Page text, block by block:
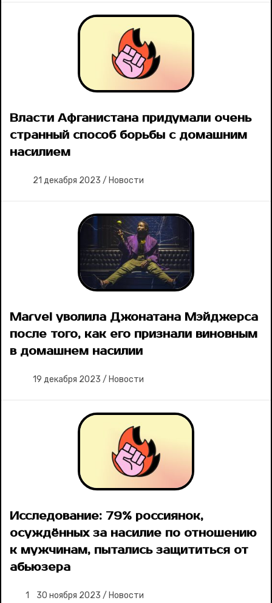
Власти Афганистана придумали очень
странный способ борьбы с домашним
насилием
21 декабря 2023 / Новости
Marvel уволила Джонатана Мэйджерса
после того, как его признали виновным
в домашнем насилии
19 декабря 2023 / Новости
Исследование: 79% россиянок,
осуждённых за насилие по отношению
к мужчинам, пытались защититься от
абьюзера
1 30 ноября 2023 / Новости